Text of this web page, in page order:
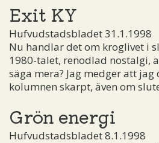
Exit KY
Hufvudstadsbladet 31.1.1998
Nu handlar det om kroglivet i
1980-talet, renodlad nostalgi,
säga mera? Jag medger att
kolumnen skarpt, även om
Grön energi
Hufvudstadsbladet 8.1.1998